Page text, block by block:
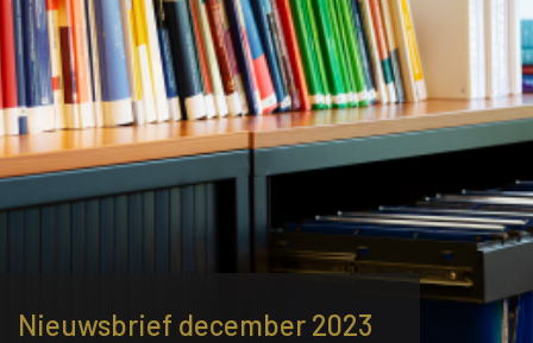
Nieuwsbrief december 2023